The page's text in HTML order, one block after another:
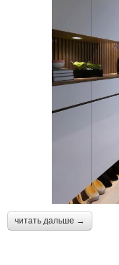
читать дальше →